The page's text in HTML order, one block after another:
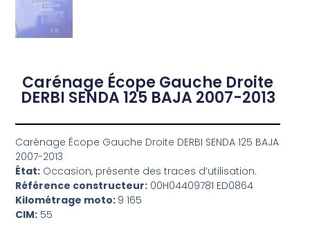
Carénage Écope Gauche Droite
DERBI SENDA 125 BAJA 2007-2013
Carénage Écope Gauche Droite DERBI SENDA 125 BAJA
2007-2013
État: Occasion, présente des traces d’utilisation.
Référence constructeur: 00H04409781 ED0864
Kilométrage moto: 9 165
CIM: 55